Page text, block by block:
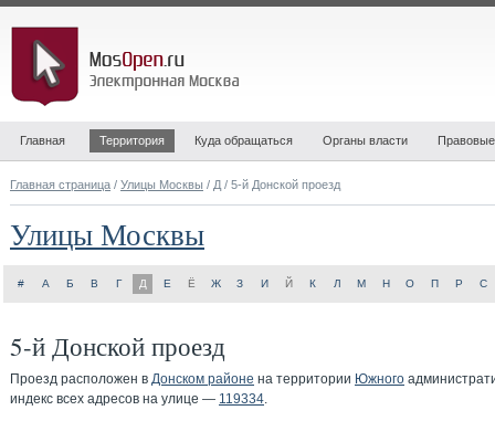
Главная Территория Куда обращаться Органы власти
Главная страница / Улицы Москвы / Д / 5-й Донской проезд
Улицы Москвы
# А Б В Г Д Е Ё Ж З И Й К Л М Н О П Р С
5-й Донской проезд
Проезд расположен в Донском районе на территории Южного
индекс всех адресов на улице — 119334.